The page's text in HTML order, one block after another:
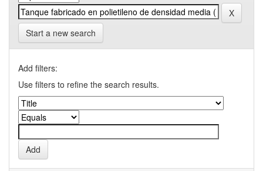
Start a new search
Add filters:
Use filters to refine the search results.